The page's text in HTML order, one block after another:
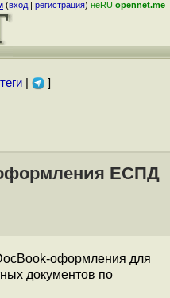
(вход|регистрация)неRUopennet.me
теги| ]
ЕСПД
оформления для
документов по